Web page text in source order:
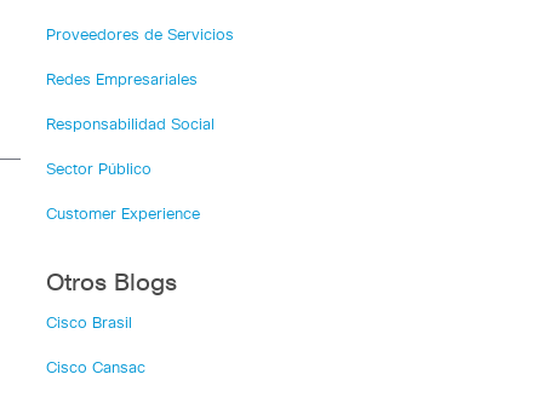
Proveedores de Servicios
Redes Empresariales
Responsabilidad Social
Sector Público
Customer Experience
Otros Blogs
Cisco Brasil
Cisco Cansac